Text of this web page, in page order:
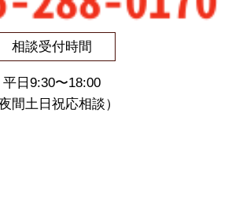
相談受付時間
平日9:30〜18:00
夜間土日祝応相談）